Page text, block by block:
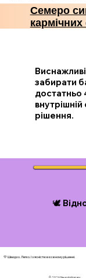
Семеро
кармічних
забирати
достатньо
рішення.
🕊️
💛 Швидко. Легко. І з ясністю в кожному рішенні.